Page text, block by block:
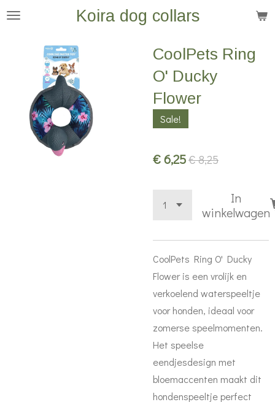
Ga
hoofdinhoud
Koira dog collars
CoolPets Ring
O' Ducky
Flower
Sale!
€ 6,25€ 8,25
In
winkelwagen
CoolPets Ring O' Ducky
Flower is een vrolijk en
verkoelend waterspeeltje
voor honden, ideaal voor
zomerse speelmomenten.
Het speelse
eendjesdesign met
bloemaccenten maakt dit
hondenspeeltje perfect